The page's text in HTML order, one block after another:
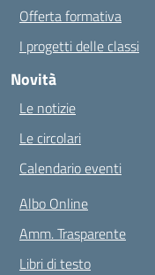
Offerta formativa
I progetti delle classi
Novità
Le notizie
Le circolari
Calendario eventi
Albo Online
Amm. Trasparente
Libri di testo